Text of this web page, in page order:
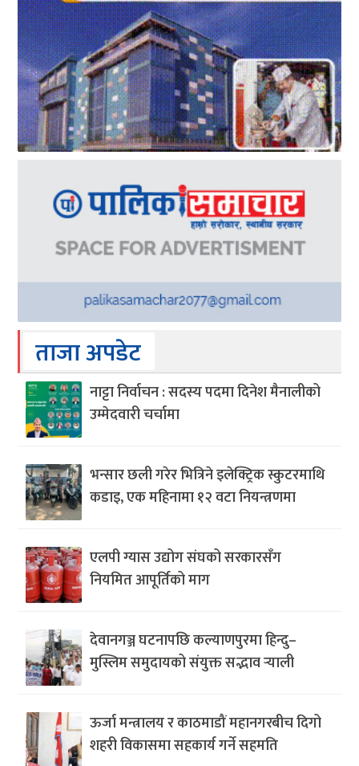
ताजा अपडेट
नाट्टा निर्वाचन : सदस्य पदमा दिनेश मैनालीको
उम्मेदवारी चर्चामा
भन्सार छली गरेर भित्रिने इलेक्ट्रिक स्कुटरमाथि
कडाइ, एक महिनामा १२ वटा नियन्त्रणमा
एलपी ग्यास उद्योग संघको सरकारसँग
नियमित आपूर्तिको माग
देवानगञ्ज घटनापछि कल्याणपुरमा हिन्दु–
मुस्लिम समुदायको संयुक्त सद्भाव र्‍याली
ऊर्जा मन्त्रालय र काठमाडौं महानगरबीच दिगो
शहरी विकासमा सहकार्य गर्ने सहमति